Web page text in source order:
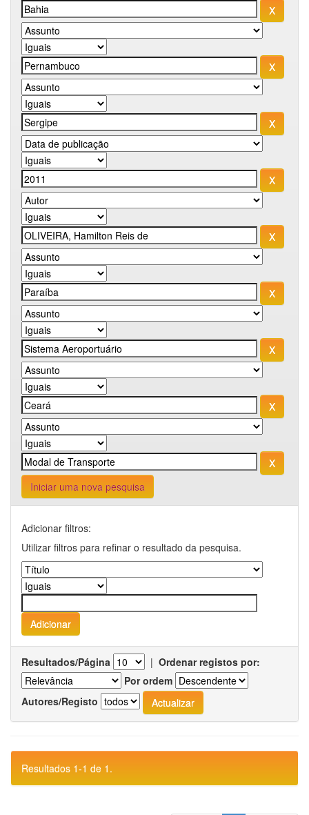
Iniciar uma nova pesquisa
Adicionar filtros:
Utilizar filtros para refinar o resultado da pesquisa.
Resultados/Página | Ordenar registos por:
Por ordem
Autores/Registo
Resultados 1-1 de 1.